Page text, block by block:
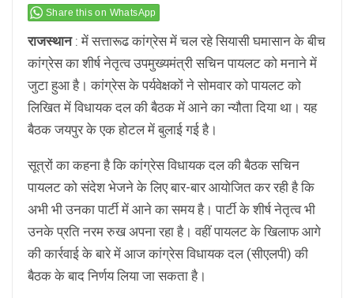
Share this on WhatsApp
राजस्थान: में सत्तारूढ कांग्रेस में चल रहे सियासी घमासान के बीच
कांग्रेस का शीर्ष नेतृत्व उपमुख्यमंत्री सचिन पायलट को मनाने में
जुटा हुआ है। कांग्रेस के पर्यवेक्षकों ने सोमवार को पायलट को
लिखित में विधायक दल की बैठक में आने का न्यौता दिया था। यह
बैठक जयपुर के एक होटल में बुलाई गई है।
सूत्रों का कहना है कि कांग्रेस विधायक दल की बैठक सचिन
पायलट को संदेश भेजने के लिए बार-बार आयोजित कर रही है कि
अभी भी उनका पार्टी में आने का समय है। पार्टी के शीर्ष नेतृत्व भी
उनके प्रति नरम रुख अपना रहा है। वहीं पायलट के खिलाफ आगे
की कार्रवाई के बारे में आज कांग्रेस विधायक दल (सीएलपी) की
बैठक के बाद निर्णय लिया जा सकता है।